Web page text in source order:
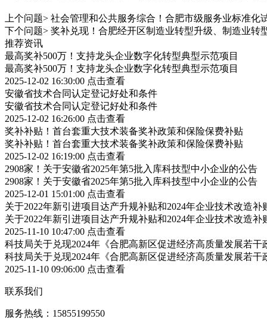
上个问题> 社会管理和公共服务综合！合肥市级服务业标准化
下个问题> 奖补兑现！合肥经开区制造业转型升级、制造业转
推荐资讯
最高奖补500万！支持龙头企业数字化转型典型示范项目
最高奖补500万！支持龙头企业数字化转型典型示范项目
2025-12-02 16:30:00 点击查看
安徽省技术合同认定登记好处和条件
安徽省技术合同认定登记好处和条件
2025-12-02 16:26:00 点击查看
奖补补贴！首台套重大技术装备奖补政策和保险保费补贴
奖补补贴！首台套重大技术装备奖补政策和保险保费补贴
2025-12-02 16:19:00 点击查看
2908家！关于安徽省2025年第5批入库科技型中小企业的公告
2908家！关于安徽省2025年第5批入库科技型中小企业的公告
2025-12-01 15:01:00 点击查看
关于2022年新引进项目达产升规补贴和2024年企业技术改造
关于2022年新引进项目达产升规补贴和2024年企业技术改造
2025-11-10 10:47:00 点击查看
科技局关于兑现2024年《合肥高新区促进经济高质量发展若
科技局关于兑现2024年《合肥高新区促进经济高质量发展若
2025-11-10 09:06:00 点击查看
联系我们
服务热线：15855199550